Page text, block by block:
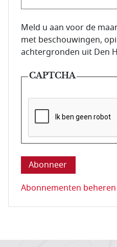
E-mailadres van de
Meld u aan voor de
met beschouwingen,
achtergronden uit Den
CAPTCHA
Deze vraag is om te
Abonnementen beheren